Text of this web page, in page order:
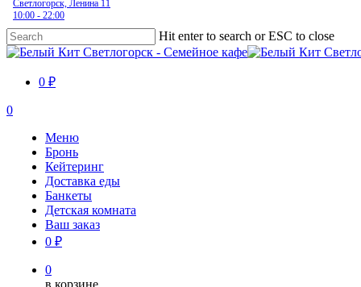
Светлогорск, Ленина 11
10:00 - 22:00
Hit enter to search or ESC to close
Close
0 ₽
0
Меню
Бронь
Кейтеринг
Доставка еды
Банкеты
Детская комната
Ваш заказ
0 ₽
0
в корзине